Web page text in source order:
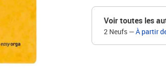
Voir toutes les
2 Neufs —À partir